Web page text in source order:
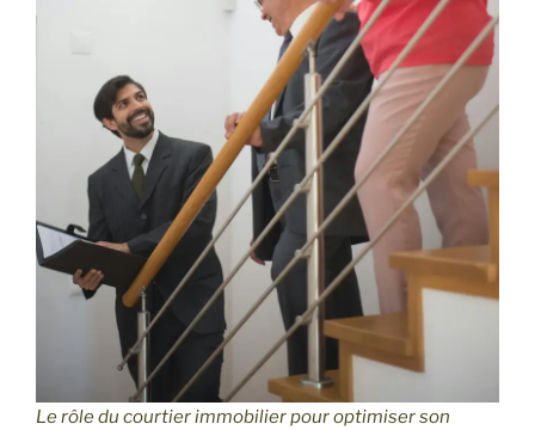
Le rôle du courtier immobilier pour optimiser son